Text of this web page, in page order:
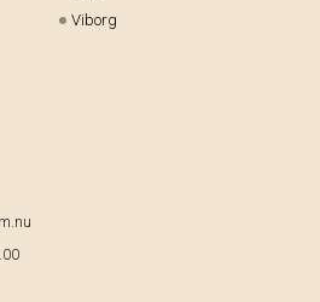
Viborg